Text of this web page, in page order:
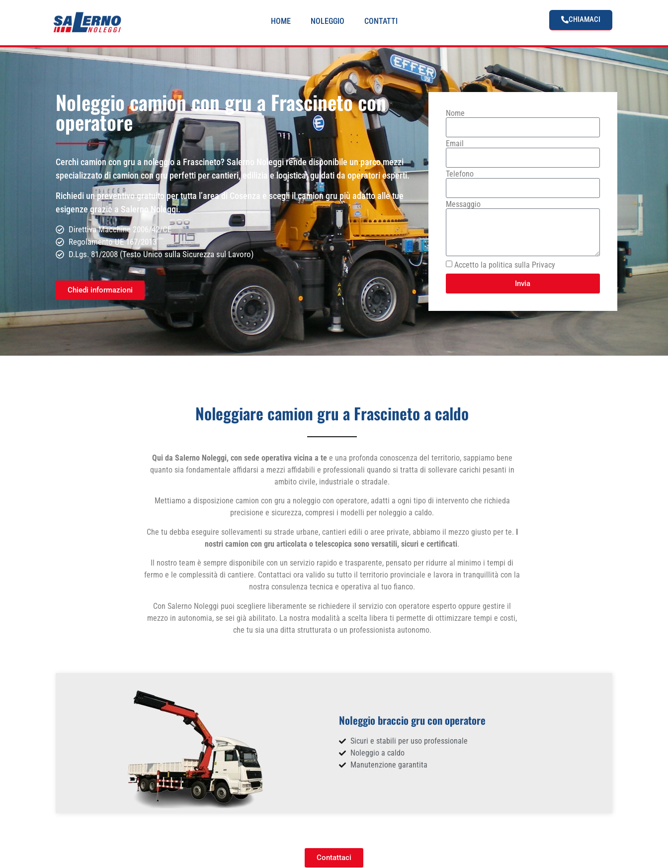
HOME NOLEGGIO CONTATTI CHIAMACI
Noleggio camion con gru a Frascineto con
operatore
Cerchi camion con gru a noleggio a Frascineto? Salerno Noleggi rende disponibile un parco mezzi
specializzato di camion con gru perfetti per cantieri, edilizia e logistica, guidati da operatori esperti.
Richiedi un preventivo gratuito per tutta l’area di Cosenza e scegli il camion gru più adatto alle tue
esigenze grazie a Salerno Noleggi.
Direttiva Macchine 2006/42/CE
Regolamento UE 167/2013
D.Lgs. 81/2008 (Testo Unico sulla Sicurezza sul Lavoro)
Chiedi informazioni
Nome
Email
Telefono
Messaggio
Accetto la politica sulla Privacy
Invia
Noleggiare camion gru a Frascineto a caldo
Qui da Salerno Noleggi, con sede operativa vicina a tee una profonda conoscenza del territorio, sappiamo bene
quanto sia fondamentale affidarsi a mezzi affidabili e professionali quando si tratta di sollevare carichi pesanti in
ambito civile, industriale o stradale.
Mettiamo a disposizione camion con gru a noleggio con operatore, adatti a ogni tipo di intervento che richieda
precisione e sicurezza, compresi i modelli per noleggio a caldo.
Che tu debba eseguire sollevamenti su strade urbane, cantieri edili o aree private, abbiamo il mezzo giusto per te. I
nostri camion con gru articolata o telescopica sono versatili, sicuri e certificati.
Il nostro team è sempre disponibile con un servizio rapido e trasparente, pensato per ridurre al minimo i tempi di
fermo e le complessità di cantiere. Contattaci ora valido su tutto il territorio provinciale e lavora in tranquillità con la
nostra consulenza tecnica e operativa al tuo fianco.
Con Salerno Noleggi puoi scegliere liberamente se richiedere il servizio con operatore esperto oppure gestire il
mezzo in autonomia, se sei già abilitato. La nostra modalità a scelta libera ti permette di ottimizzare tempi e costi,
che tu sia una ditta strutturata o un professionista autonomo.
Noleggio braccio gru con operatore
Sicuri e stabili per uso professionale
Noleggio a caldo
Manutenzione garantita
Contattaci